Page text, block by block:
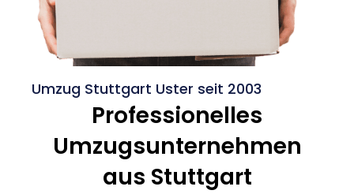
Umzug Stuttgart Uster seit 2003
Professionelles
Umzugsunternehmen
aus Stuttgart